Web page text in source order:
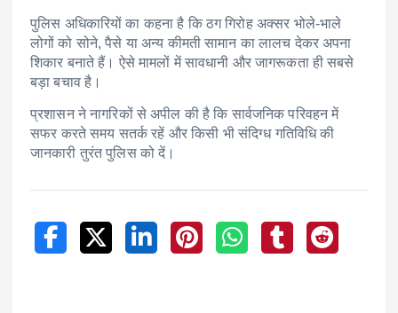
पुलिस अधिकारियों का कहना है कि ठग गिरोह अक्सर भोले-भाले
लोगों को सोने, पैसे या अन्य कीमती सामान का लालच देकर अपना
शिकार बनाते हैं। ऐसे मामलों में सावधानी और जागरूकता ही सबसे
बड़ा बचाव है।
प्रशासन ने नागरिकों से अपील की है कि सार्वजनिक परिवहन में
सफर करते समय सतर्क रहें और किसी भी संदिग्ध गतिविधि की
जानकारी तुरंत पुलिस को दें।